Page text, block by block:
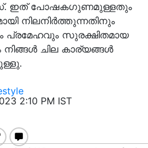
ഇത് പോഷകഗുണമുള്ളതും
നിലനിർത്തുന്നതിനും
സുരക്ഷിതമായ
ചില കാര്യങ്ങൾ
2:10 PM IST